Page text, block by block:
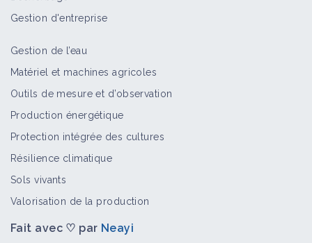
Gestion d'entreprise
Gestion de l’eau
Matériel et machines agricoles
Outils de mesure et d’observation
Production énergétique
Protection intégrée des cultures
Résilience climatique
Sols vivants
Valorisation de la production
Fait avec ♡ par Neayi